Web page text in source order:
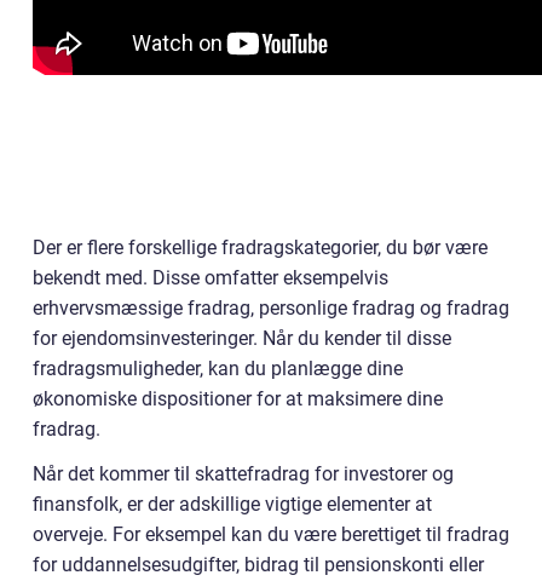
Der er flere forskellige fradragskategorier, du bør være
bekendt med. Disse omfatter eksempelvis
erhvervsmæssige fradrag, personlige fradrag og fradrag
for ejendomsinvesteringer. Når du kender til disse
fradragsmuligheder, kan du planlægge dine
økonomiske dispositioner for at maksimere dine
fradrag.
Når det kommer til skattefradrag for investorer og
finansfolk, er der adskillige vigtige elementer at
overveje. For eksempel kan du være berettiget til fradrag
for uddannelsesudgifter, bidrag til pensionskonti eller